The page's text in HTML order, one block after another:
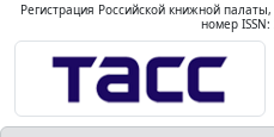
Регистрация Российской книжной
номер